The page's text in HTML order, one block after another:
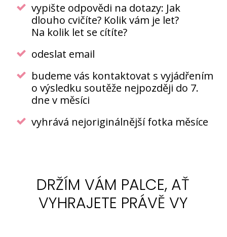
vypište odpovědi na dotazy: Jak
dlouho cvičíte? Kolik vám je let?
Na kolik let se cítíte?
odeslat email
budeme vás kontaktovat s vyjádřením
o výsledku soutěže nejpozději do 7.
dne v měsíci
vyhrává nejoriginálnější fotka měsíce
DRŽÍM VÁM PALCE, AŤ
VYHRAJETE PRÁVĚ VY